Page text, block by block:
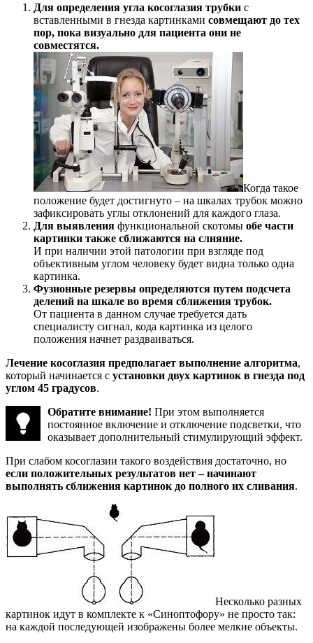
Для определения угла косоглазия трубки с
вставленными в гнезда картинками совмещают до тех
пор, пока визуально для пациента они не
совместятся.
Когда такое
положение будет достигнуто – на шкалах трубок можно
зафиксировать углы отклонений для каждого глаза.
Для выявления функциональной скотомы обе части
картинки также сближаются на слияние.
И при наличии этой патологии при взгляде под
объективным углом человеку будет видна только одна
картинка.
Фузионные резервы определяются путем подсчета
делений на шкале во время сближения трубок.
От пациента в данном случае требуется дать
специалисту сигнал, кода картинка из целого
положения начнет раздваиваться.
Лечение косоглазия предполагает выполнение алгоритма,
который начинается с установки двух картинок в гнезда под
углом 45 градусов.
Обратите внимание! При этом выполняется
постоянное включение и отключение подсветки, что
оказывает дополнительный стимулирующий эффект.
При слабом косоглазии такого воздействия достаточно, но
если положительных результатов нет – начинают
выполнять сближения картинок до полного их сливания.
Несколько разных
картинок идут в комплекте к «Синоптофору» не просто так:
на каждой последующей изображены более мелкие объекты.